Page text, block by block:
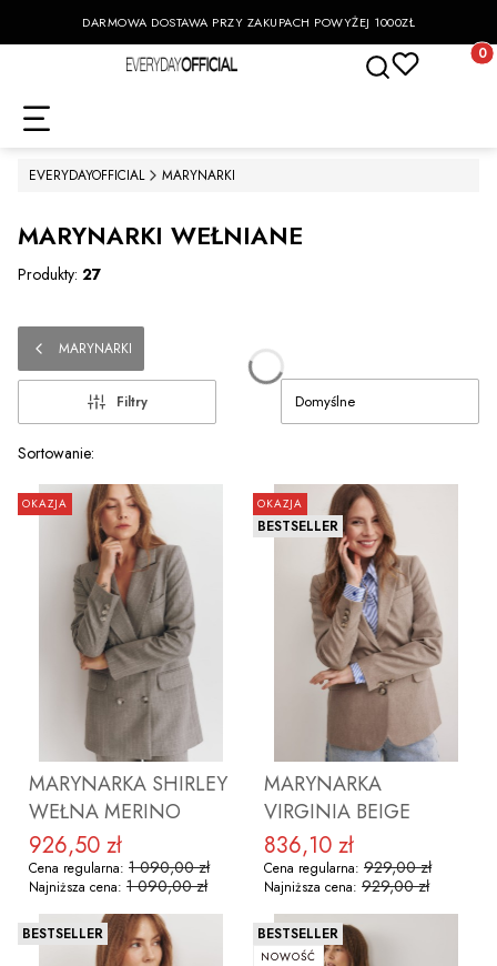
DARMOWA DOSTAWA PRZY ZAKUPACH POWYŻEJ 1000ZŁ
Otwórz
EVERYDAYOFFICIAL MARYNARKI
MARYNARKI WEŁNIANE
Produkty: 27
MARYNARKI
Filtry
Lista produktów
Sortowanie:
Domyślne
OKAZJA
MARYNARKA SHIRLEY
WEŁNA MERINO
Cena promocyjna
926,50 zł
Cena regularna: 1 090,00 zł
Najniższa cena: 1 090,00 zł
OKAZJA
BESTSELLER
MARYNARKA
VIRGINIA BEIGE
Cena promocyjna
836,10 zł
Cena regularna: 929,00 zł
Najniższa cena: 929,00 zł
BESTSELLER BESTSELLER
NOWOŚĆ